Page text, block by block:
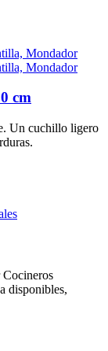
cm
Un cuchillo ligero
disponibles,